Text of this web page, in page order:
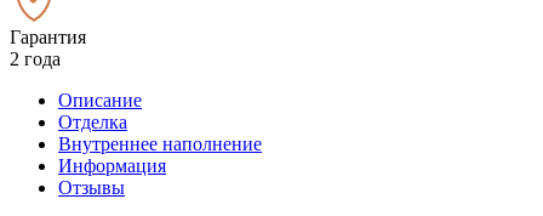
Гарантия
2 года
Описание
Отделка
Внутреннее наполнение
Информация
Отзывы